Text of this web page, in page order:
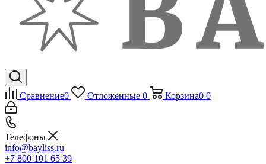
Сравнение0 Отложенные 0 Корзина0 0
Телефоны
info@bayliss.ru
+7 800 101 65 39